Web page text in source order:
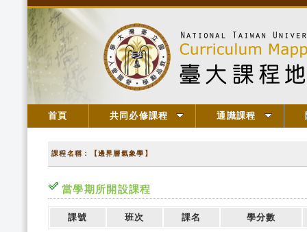
首頁 共同必修課程 通識課程
課程名稱：【邊界層氣象學】
當學期所開設課程
課號 班次 課名 學分數